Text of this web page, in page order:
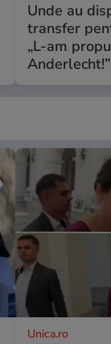
Unde au
transfer
„L-am
Anderlecht!”
Unica.ro